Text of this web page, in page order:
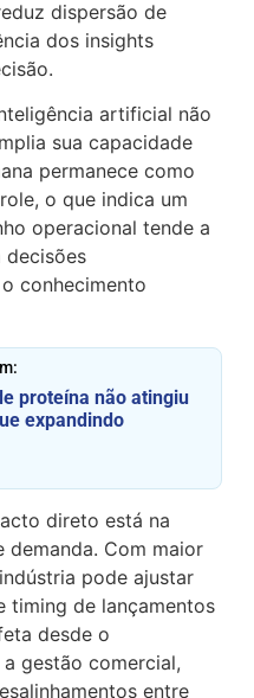
dispersão de
dos insights
artificial não
sua capacidade
permanece como
o que indica um
operacional tende a
decisões
conhecimento
proteína não atingiu
expandindo
direto está na
Com maior
pode ajustar
timing de lançamentos
desde o
gestão comercial,
entre